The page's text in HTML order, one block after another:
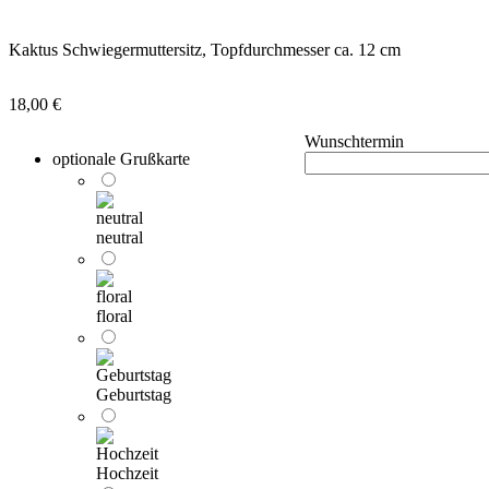
Kaktus Schwiegermuttersitz, Topfdurchmesser ca. 12 cm
18,00 €
optionale Grußkarte
neutral
floral
Geburtstag
Hochzeit
Wunschtermin